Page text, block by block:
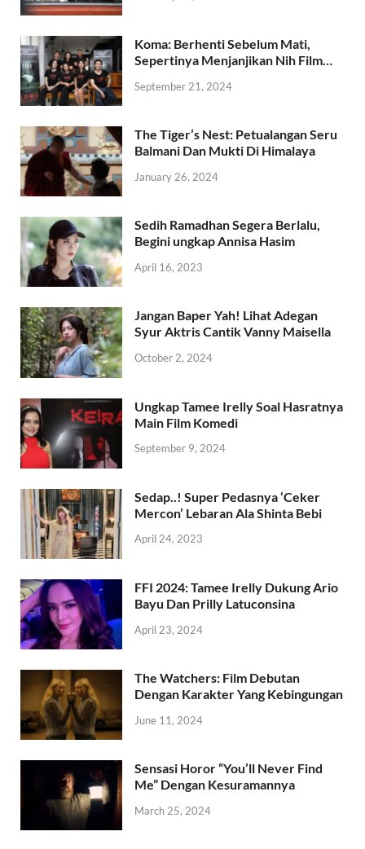
Koma: Berhenti Sebelum Mati,
Sepertinya Menjanjikan Nih Film…
September 21, 2024
The Tiger’s Nest: Petualangan Seru
Balmani Dan Mukti Di Himalaya
January 26, 2024
Sedih Ramadhan Segera Berlalu,
Begini ungkap Annisa Hasim
April 16, 2023
Jangan Baper Yah! Lihat Adegan
Syur Aktris Cantik Vanny Maisella
October 2, 2024
Ungkap Tamee Irelly Soal Hasratnya
Main Film Komedi
September 9, 2024
Sedap..! Super Pedasnya ‘Ceker
Mercon’ Lebaran Ala Shinta Bebi
April 24, 2023
FFI 2024: Tamee Irelly Dukung Ario
Bayu Dan Prilly Latuconsina
April 23, 2024
The Watchers: Film Debutan
Dengan Karakter Yang Kebingungan
June 11, 2024
Sensasi Horor “You’ll Never Find
Me” Dengan Kesuramannya
March 25, 2024